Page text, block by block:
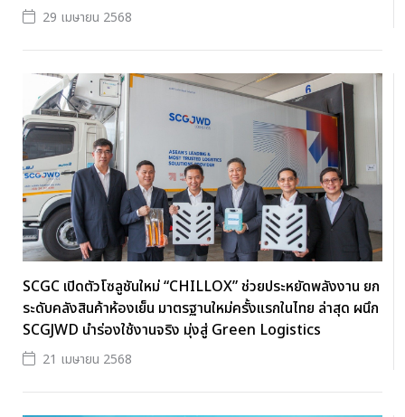
29 เมษายน 2568
SCGC เปิดตัวโซลูชันใหม่ “CHILLOX” ช่วยประหยัดพลังงาน ยก
ระดับคลังสินค้าห้องเย็น มาตรฐานใหม่ครั้งแรกในไทย ล่าสุด ผนึก
SCGJWD นำร่องใช้งานจริง มุ่งสู่ Green Logistics
21 เมษายน 2568